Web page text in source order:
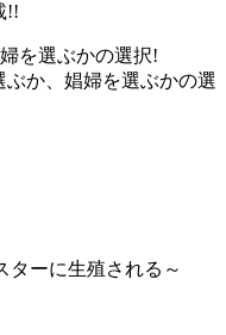
!!
を選ぶかの選択!
か、娼婦を選ぶかの選